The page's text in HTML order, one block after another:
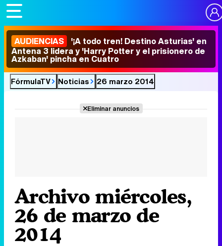
AUDIENCIAS '¡A todo tren! Destino Asturias' en
Antena 3 lidera y 'Harry Potter y el prisionero de
Azkaban' pincha en Cuatro
FórmulaTV Noticias 26 marzo 2014
Eliminar anuncios
Archivo miércoles,
26 de marzo de
2014